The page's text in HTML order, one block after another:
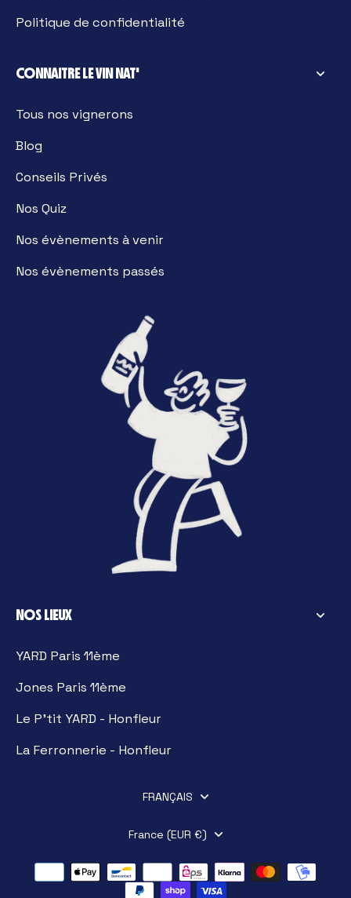
Politique de confidentialité
CONNAITRE LE VIN NAT'
Tous nos vignerons
Blog
Conseils Privés
Nos Quiz
Nos évènements à venir
Nos évènements passés
NOS LIEUX
YARD Paris 11ème
Jones Paris 11ème
Le P'tit YARD - Honfleur
La Ferronnerie - Honfleur
FRANÇAIS
France (EUR €)